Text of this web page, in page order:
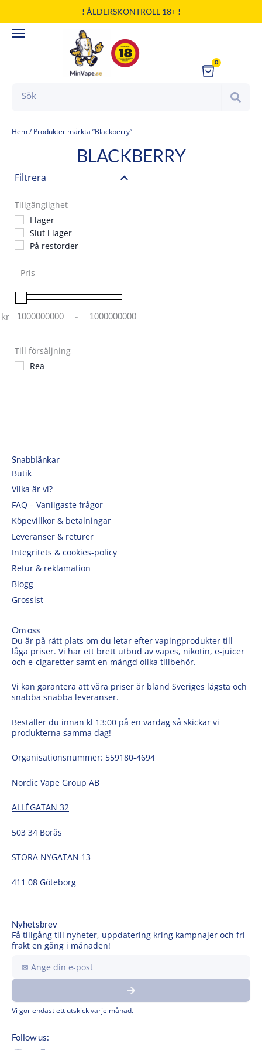
till
innehåll
! ÅLDERSKONTROLL 18+ !
0
Cart
Hem/ Produkter märkta ”Blackberry”
BLACKBERRY
Filtrera
Tillgänglighet
I lager
Slut i lager
På restorder
Pris
kr Minimum Price
-
Maximum Price
Till försäljning
Rea
Snabblänkar
Butik
Vilka är vi?
FAQ – Vanligaste frågor
Köpevillkor & betalningar
Leveranser & returer
Integritets & cookies-policy
Retur & reklamation
Blogg
Grossist
Om oss
Du är på rätt plats om du letar efter vapingprodukter till
låga priser. Vi har ett brett utbud av vapes, nikotin, e-juicer
och e-cigaretter samt en mängd olika tillbehör.
Vi kan garantera att våra priser är bland Sveriges lägsta och
snabba snabba leveranser.
Beställer du innan kl 13:00 på en vardag så skickar vi
produkterna samma dag!
Organisationsnummer: 559180-4694
Nordic Vape Group AB
ALLÉGATAN 32
503 34 Borås
STORA NYGATAN 13
411 08 Göteborg
Nyhetsbrev
Få tillgång till nyheter, uppdatering kring kampnajer och fri
frakt en gång i månaden!
din
e-
Submit
Vi gör endast ett utskick varje månad.
Follow us: